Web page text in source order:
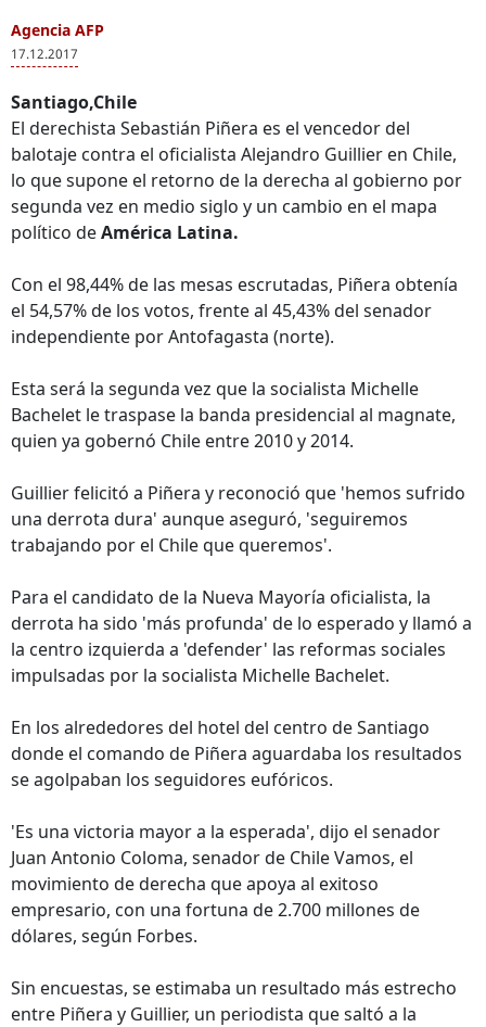
Agencia AFP
17.12.2017
Santiago,Chile
El derechista Sebastián Piñera es el vencedor del
balotaje contra el oficialista Alejandro Guillier en Chile,
lo que supone el retorno de la derecha al gobierno por
segunda vez en medio siglo y un cambio en el mapa
político deAmérica Latina.
Con el 98,44% de las mesas escrutadas, Piñera obtenía
el 54,57% de los votos, frente al 45,43% del senador
independiente por Antofagasta (norte).
Esta será la segunda vez que la socialista Michelle
Bachelet le traspase la banda presidencial al magnate,
quien ya gobernó Chile entre 2010 y 2014.
Guillier felicitó a Piñera y reconoció que 'hemos sufrido
una derrota dura' aunque aseguró, 'seguiremos
trabajando por el Chile que queremos'.
Para el candidato de la Nueva Mayoría oficialista, la
derrota ha sido 'más profunda' de lo esperado y llamó a
la centro izquierda a 'defender' las reformas sociales
impulsadas por la socialista Michelle Bachelet.
En los alrededores del hotel del centro de Santiago
donde el comando de Piñera aguardaba los resultados
se agolpaban los seguidores eufóricos.
'Es una victoria mayor a la esperada', dijo el senador
Juan Antonio Coloma, senador de Chile Vamos, el
movimiento de derecha que apoya al exitoso
empresario, con una fortuna de 2.700 millones de
dólares, según Forbes.
Sin encuestas, se estimaba un resultado más estrecho
entre Piñera y Guillier, un periodista que saltó a la